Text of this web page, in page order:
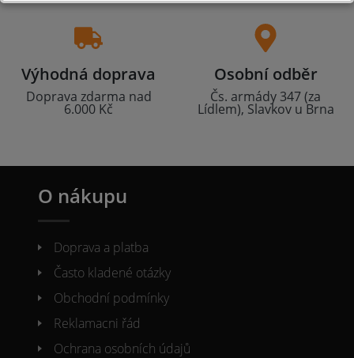
Výhodná doprava
Doprava zdarma nad
6.000 Kč
Osobní odběr
Čs. armády 347 (za
Lídlem), Slavkov u Brna
O nákupu
Doprava a platba
Často kladené otázky
Obchodní podmínky
Reklamacni řád
Ochrana osobních údajů